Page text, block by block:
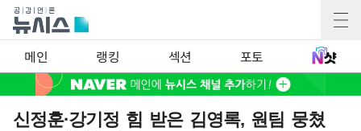
메인 랭킹 섹션 포토
신정훈·강기정 힘 받은 김영록, 원팀 뭉쳤